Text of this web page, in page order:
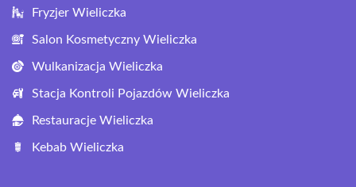
Fryzjer Wieliczka
Salon Kosmetyczny Wieliczka
Wulkanizacja Wieliczka
Stacja Kontroli Pojazdów Wieliczka
Restauracje Wieliczka
Kebab Wieliczka